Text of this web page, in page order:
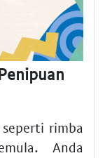
rimba
Anda